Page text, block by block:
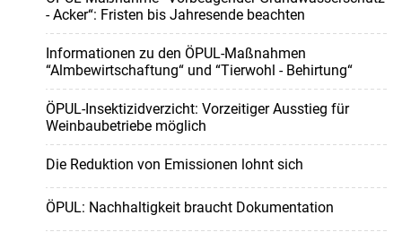
- Acker“: Fristen bis Jahresende beachten
Informationen zu den ÖPUL-Maßnahmen
“Almbewirtschaftung“ und “Tierwohl - Behirtung“
ÖPUL-Insektizidverzicht: Vorzeitiger Ausstieg für
Weinbaubetriebe möglich
Die Reduktion von Emissionen lohnt sich
ÖPUL: Nachhaltigkeit braucht Dokumentation